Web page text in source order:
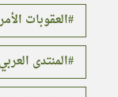
العقوبات
المنتدى